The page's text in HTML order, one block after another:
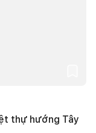
thự hướng Tây